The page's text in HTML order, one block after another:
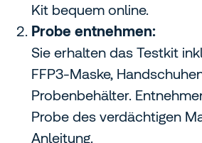
Kit bequem online.
Probe entnehmen:
Sie erhalten das Testkit
FFP3-Maske,
Probenbehälter.
Probe des verdächtigen
Anleitung.